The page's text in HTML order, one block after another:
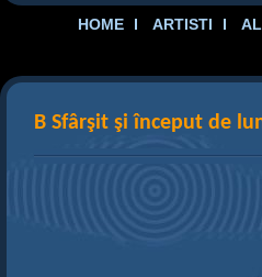
HOME ARTISTI
B Sfârşit şi început de